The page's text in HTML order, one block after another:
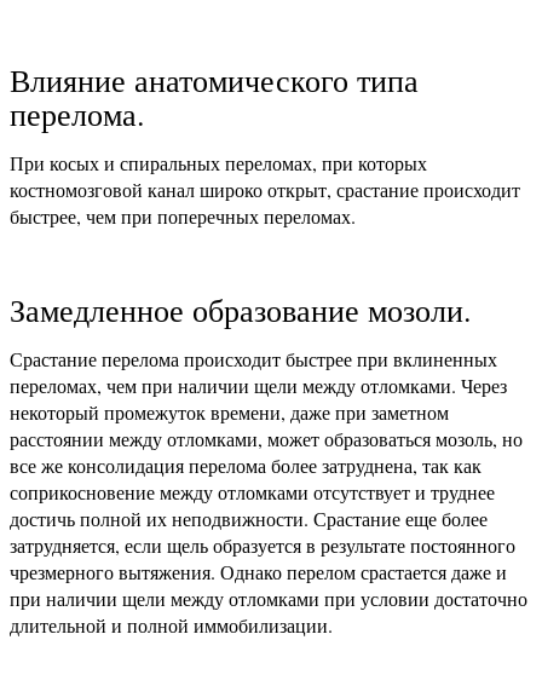
Влияние анатомического типа
перелома.
При косых и спиральных переломах, при которых
костномозговой канал широко открыт, срастание происходит
быстрее, чем при поперечных переломах.
Замедленное образование мозоли.
Срастание перелома происходит быстрее при вклиненных
переломах, чем при наличии щели между отломками. Через
некоторый промежуток времени, даже при заметном
расстоянии между отломками, может образоваться мозоль, но
все же консолидация перелома более затруднена, так как
соприкосновение между отломками отсутствует и труднее
достичь полной их неподвижности. Срастание еще более
затрудняется, если щель образуется в результате постоянного
чрезмерного вытяжения. Однако перелом срастается даже и
при наличии щели между отломками при условии достаточно
длительной и полной иммобилизации.